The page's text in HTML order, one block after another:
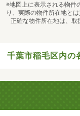
※地図上に表示される物件
り、実際の物件所在地と
正確な物件所在地は、取
千葉市稲毛区内の